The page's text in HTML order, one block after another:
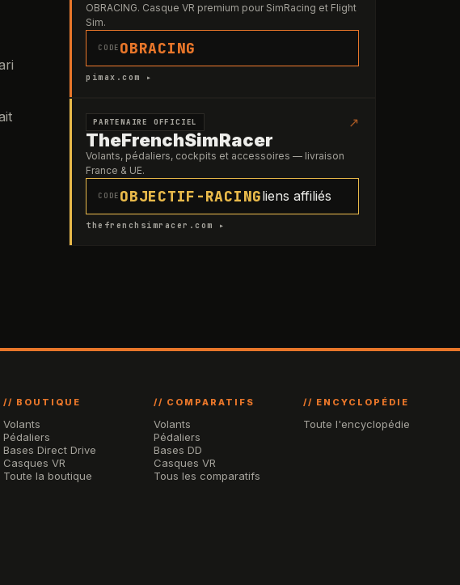
OBRACING. Casque VR premium pour SimRacing et Flight
Sim.
CODE OBRACING
pimax.com ▸
PARTENAIRE OFFICIEL ↗
TheFrenchSimRacer
Volants, pédaliers, cockpits et accessoires — livraison
France & UE.
CODE OBJECTIF-RACINGliens affiliés
thefrenchsimracer.com ▸
// BOUTIQUE
Volants
Pédaliers
Bases Direct Drive
Casques VR
Toute la boutique
// COMPARATIFS
Volants
Pédaliers
Bases DD
Casques VR
Tous les comparatifs
// ENCYCLOPÉDIE
Toute l'encyclopédie